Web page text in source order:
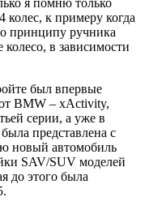
к примеру когда
принципу ручника
колесо, в зависимости
был впервые
BMW – xActivity,
серии, а уже в
представлена с
новый автомобиль
SAV/SUV моделей
до этого была